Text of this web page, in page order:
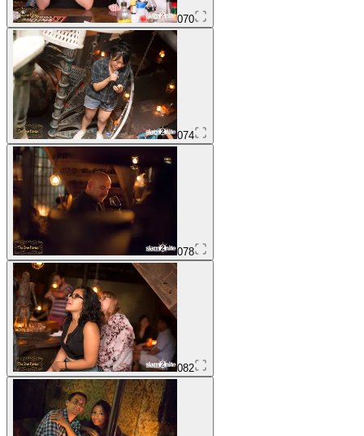
070
074
078
082